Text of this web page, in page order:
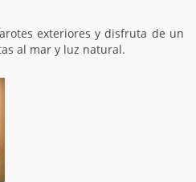
exteriores y disfruta de un
al mar y luz natural.